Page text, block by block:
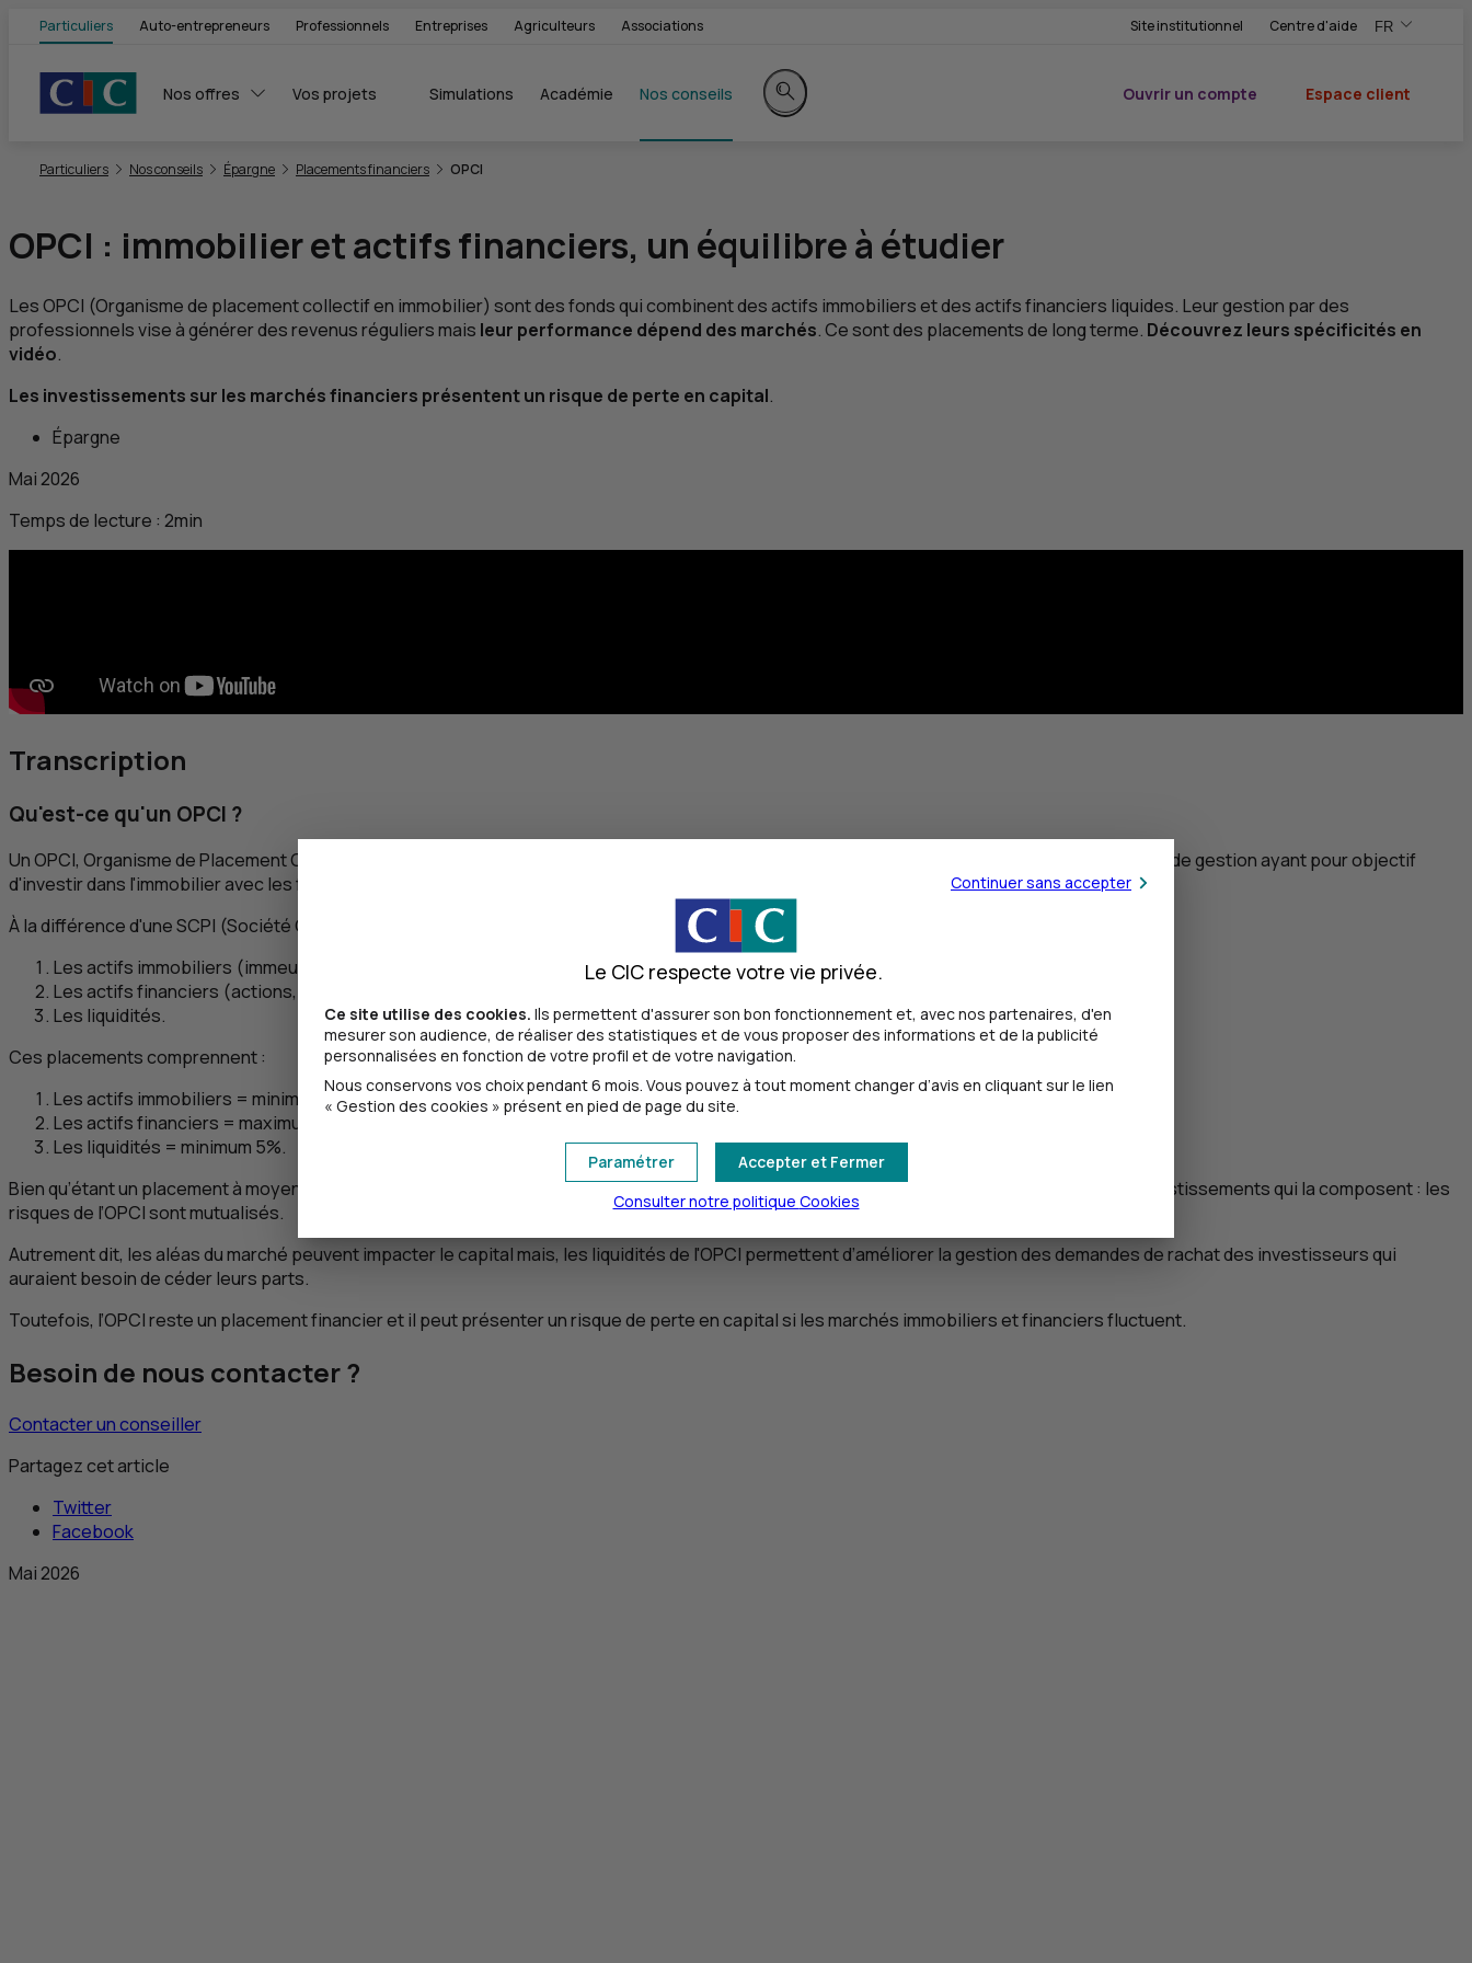
Particuliers Auto-entrepreneurs Professionnels Entreprises Agriculteurs Associations Site institutionnel Centre d'aide FR
,Version
,Changer de
Nos offres Vos projets Simulations Académie Nos conseils
Rechercher sur le site
Ouvrir un compte
Espace client
Particuliers Nos conseils Épargne Placements financiers OPCI
OPCI : immobilier et actifs financiers, un équilibre à étudier
LesOPCI (Organisme de placement collectif en immobilier) sont des fonds qui combinent des actifs immobiliers et des actifs financiers liquides. Leur gestion par des
professionnels vise à générer des revenus réguliers mais leur performance dépend des marchés. Ce sont des placements de long terme. Découvrez leurs spécificités en
vidéo.
Les investissements sur les marchés financiers présentent un risque de perte en capital.
Épargne
Mai 2026
Temps de lecture : 2min
Transcription
Qu'est-ce qu'un OPCI ?
UnOPCI, Organisme de Placement Collectif Immobilier, est un placement immobilier non coté. Pour faire simple, l'
est géré par une société de gestion ayant pour objectif
d'investir dans l'immobilier avec les fonds des épargnants en contre-partie d'un versement de revenus réguliers.
À la différence d'uneSCPI (Société Civile de Placement Immobilier), l'
est composé de trois actifs :
Les actifs immobiliers (immeubles, parts ou actions de sociétés immobilières),
Les actifs financiers (actions, obligations, etc.),
Les liquidités.
Ces placements comprennent :
Les actifs immobiliers = minimum 60%,
Les actifs financiers = maximum 40%,
Les liquidités = minimum 5%.
Bien qu’étant un placement à moyen-long terme, l’
est plus liquide qu’uneSCPI. Grâce à la diversité des biens détenus et la variété des investissements qui la composent : les
risques de l’OPCIsont mutualisés.
Autrement dit, les aléas du marché peuvent impacter le capital mais, les liquidités de l'OPCI permettent d’améliorer la gestion des demandes de rachat des investisseurs qui
auraient besoin de céder leurs parts.
Toutefois, l’OPCIreste un placement financier et il peut présenter un risque de perte en capital si les marchés immobiliers et financiers fluctuent.
Besoin de nous contacter ?
Contacter un conseiller
Partagez cet article
Twitter
Facebook
Mai 2026
Continuer sans accepter
Le CIC respecte votre vie privée.
Ce site utilise des cookies. Ils permettent d'assurer son bon fonctionnement et, avec nos partenaires, d'en
mesurer son audience, de réaliser des statistiques et de vous proposer des informations et de la publicité
personnalisées en fonction de votre profil et de votre navigation.
Nous conservons vos choix pendant 6 mois. Vous pouvez à tout moment changer d’avis en cliquant sur le lien
« Gestion des cookies » présent en pied de page du site.
Accepter et Fermer
Paramétrer
Consulter notre politique Cookies